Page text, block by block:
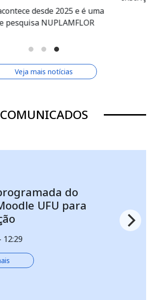
Veja mais notícias
COMUNICADOS
Mudanças na data de
Interdição de ruas para
veículos, no Campus
Umuarama, período de
06/08/2026 - 12:24